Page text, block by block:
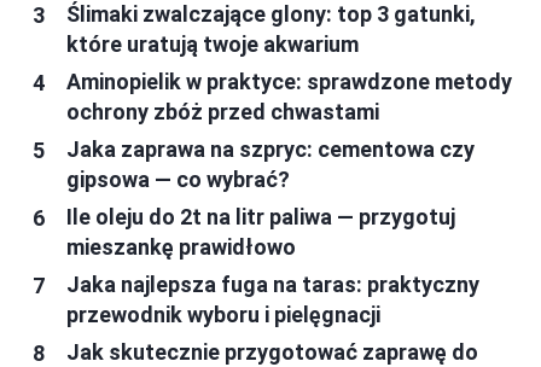
Ślimaki zwalczające glony: top 3 gatunki,
które uratują twoje akwarium
Aminopielik w praktyce: sprawdzone metody
ochrony zbóż przed chwastami
Jaka zaprawa na szpryc: cementowa czy
gipsowa — co wybrać?
Ile oleju do 2t na litr paliwa — przygotuj
mieszankę prawidłowo
Jaka najlepsza fuga na taras: praktyczny
przewodnik wyboru i pielęgnacji
Jak skutecznie przygotować zaprawę do